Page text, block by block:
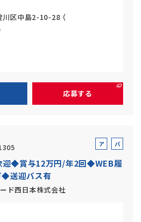
区中島2-10-28 （
応募する
ア
バ
パ
ト
迎◆賞与12万円/年2回◆WEB履
◆送迎バス有
ド西日本株式会社